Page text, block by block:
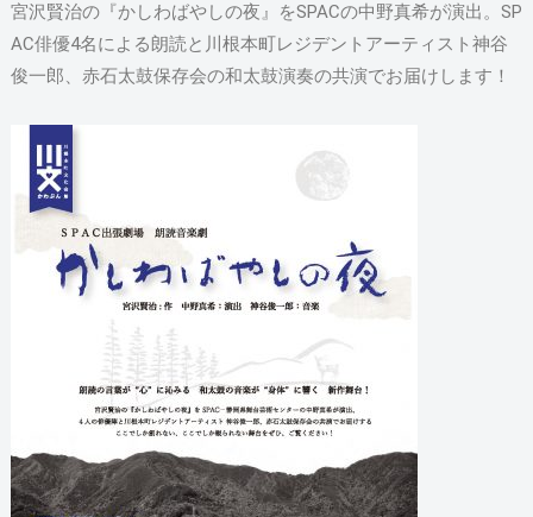
宮沢賢治の『かしわばやしの夜』をSPACの中野真希が演出。SP
AC俳優4名による朗読と川根本町レジデントアーティスト神谷
俊一郎、赤石太鼓保存会の和太鼓演奏の共演でお届けします！